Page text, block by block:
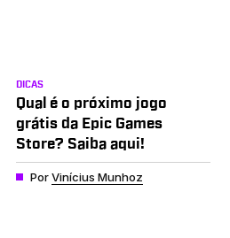
DICAS
Qual é o próximo jogo
grátis da Epic Games
Store? Saiba aqui!
PorVinícius Munhoz